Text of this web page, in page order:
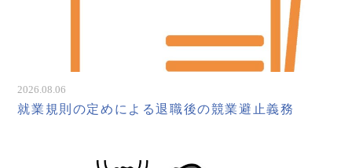
2026.08.06
就業規則の定めによる退職後の競業避止義務